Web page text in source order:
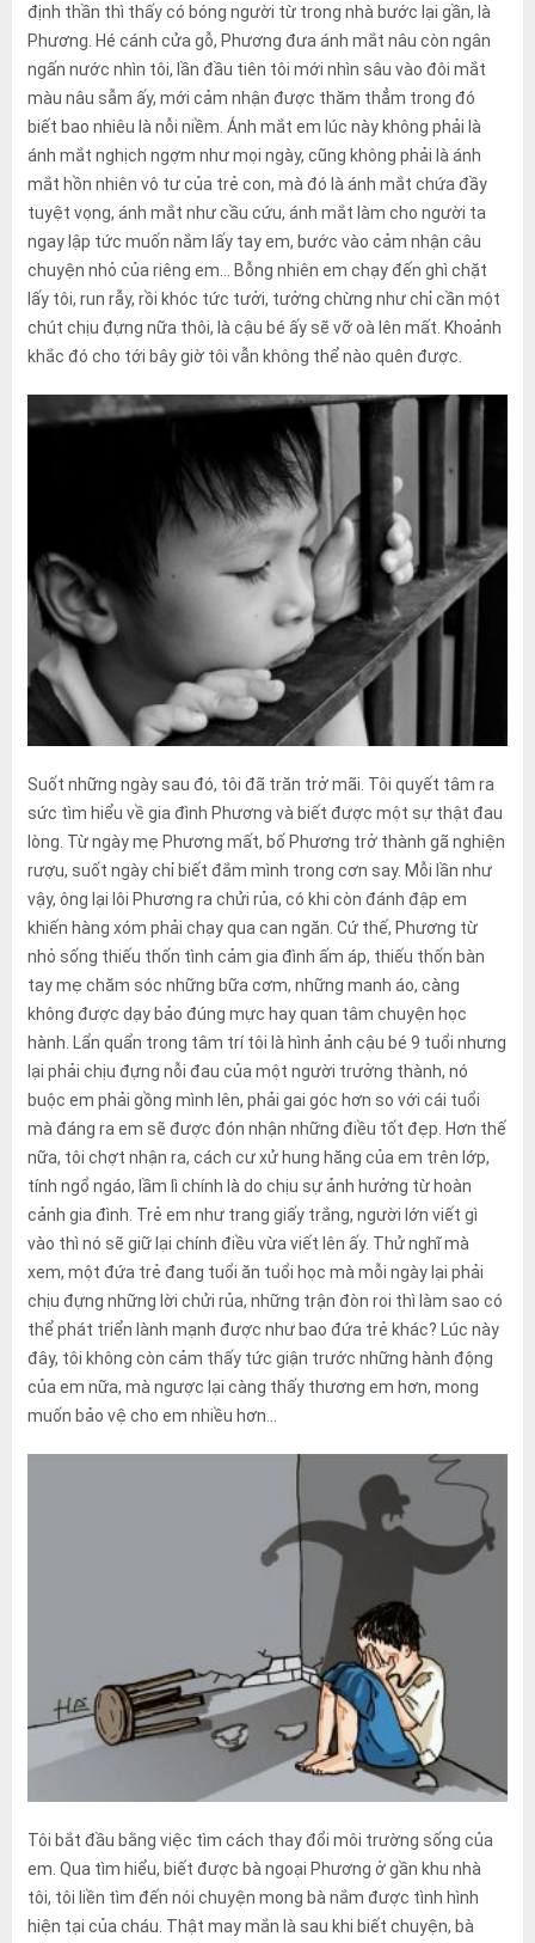
định thần thì thấy có bóng người từ trong nhà bước lại gần, là
Phương. Hé cánh cửa gỗ, Phương đưa ánh mắt nâu còn ngân
ngấn nước nhìn tôi, lần đầu tiên tôi mới nhìn sâu vào đôi mắt
màu nâu sẫm ấy, mới cảm nhận được thăm thẳm trong đó
biết bao nhiêu là nỗi niềm. Ánh mắt em lúc này không phải là
ánh mắt nghịch ngợm như mọi ngày, cũng không phải là ánh
mắt hồn nhiên vô tư của trẻ con, mà đó là ánh mắt chứa đầy
tuyệt vọng, ánh mắt như cầu cứu, ánh mắt làm cho người ta
ngay lập tức muốn nắm lấy tay em, bước vào cảm nhận câu
chuyện nhỏ của riêng em… Bỗng nhiên em chạy đến ghì chặt
lấy tôi, run rẫy, rồi khóc tức tưởi, tưởng chừng như chỉ cần một
chút chịu đựng nữa thôi, là cậu bé ấy sẽ vỡ oà lên mất. Khoảnh
khắc đó cho tới bây giờ tôi vẫn không thể nào quên được.
Suốt những ngày sau đó, tôi đã trăn trở mãi. Tôi quyết tâm ra
sức tìm hiểu về gia đình Phương và biết được một sự thật đau
lòng. Từ ngày mẹ Phương mất, bố Phương trở thành gã nghiện
rượu, suốt ngày chỉ biết đắm mình trong cơn say. Mỗi lần như
vậy, ông lại lôi Phương ra chửi rủa, có khi còn đánh đập em
khiến hàng xóm phải chạy qua can ngăn. Cứ thế, Phương từ
nhỏ sống thiếu thốn tình cảm gia đình ấm áp, thiếu thốn bàn
tay mẹ chăm sóc những bữa cơm, những manh áo, càng
không được dạy bảo đúng mực hay quan tâm chuyện học
hành. Lẩn quẩn trong tâm trí tôi là hình ảnh cậu bé 9 tuổi nhưng
lại phải chịu đựng nỗi đau của một người trưởng thành, nó
buộc em phải gồng mình lên, phải gai góc hơn so với cái tuổi
mà đáng ra em sẽ được đón nhận những điều tốt đẹp. Hơn thế
nữa, tôi chợt nhận ra, cách cư xử hung hăng của em trên lớp,
tính ngổ ngáo, lầm lì chính là do chịu sự ảnh hưởng từ hoàn
cảnh gia đình. Trẻ em như trang giấy trắng, người lớn viết gì
vào thì nó sẽ giữ lại chính điều vừa viết lên ấy. Thử nghĩ mà
xem, một đứa trẻ đang tuổi ăn tuổi học mà mỗi ngày lại phải
chịu đựng những lời chửi rủa, những trận đòn roi thì làm sao có
thể phát triển lành mạnh được như bao đứa trẻ khác? Lúc này
đây, tôi không còn cảm thấy tức giận trước những hành động
của em nữa, mà ngược lại càng thấy thương em hơn, mong
muốn bảo vệ cho em nhiều hơn…
Tôi bắt đầu bằng việc tìm cách thay đổi môi trường sống của
em. Qua tìm hiểu, biết được bà ngoại Phương ở gần khu nhà
tôi, tôi liền tìm đến nói chuyện mong bà nắm được tình hình
hiện tại của cháu. Thật may mắn là sau khi biết chuyện, bà